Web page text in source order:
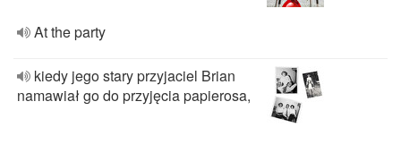
At the party
kiedy jego stary przyjaciel Brian
namawiał go do przyjęcia papierosa,